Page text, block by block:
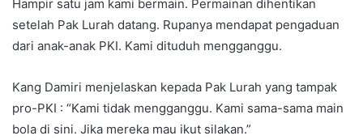
Hampir satu jam kami bermain. Permainan dihentikan
setelah Pak Lurah datang. Rupanya mendapat pengaduan
dari anak-anak PKI. Kami dituduh mengganggu.
Kang Damiri menjelaskan kepada Pak Lurah yang tampak
pro-PKI : “Kami tidak mengganggu. Kami sama-sama main
bola di sini. Jika mereka mau ikut silakan.”